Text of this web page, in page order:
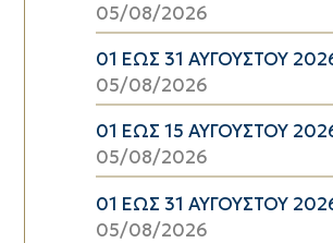
05/08/2026
01 ΕΩΣ 31 ΑΥΓΟΥΣΤΟΥ
05/08/2026
01 ΕΩΣ 15 ΑΥΓΟΥΣΤΟΥ
05/08/2026
01 ΕΩΣ 31 ΑΥΓΟΥΣΤΟΥ
05/08/2026